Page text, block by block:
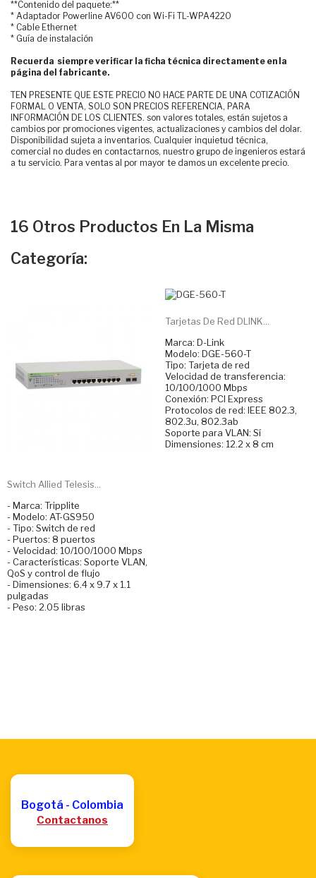
**Contenido del paquete:**
* Adaptador Powerline AV600 con Wi-Fi TL-WPA4220
* Cable Ethernet
* Guía de instalación
Recuerda siempre verificar la ficha técnica directamente en la
página del fabricante.
TEN PRESENTE QUE ESTE PRECIO NO HACE PARTE DE UNA COTIZACIÓN
FORMAL O VENTA, SOLO SON PRECIOS REFERENCIA, PARA
INFORMACIÓN DE LOS CLIENTES. son valores totales, están sujetos a
cambios por promociones vigentes, actualizaciones y cambios del dolar.
Disponibilidad sujeta a inventarios. Cualquier inquietud técnica,
comercial no dudes en contactarnos, nuestro grupo de ingenieros estará
a tu servicio. Para ventas al por mayor te damos un excelente precio.
16 Otros Productos En La Misma
Categoría:
Switch Allied Telesis...
- Marca: Tripplite
- Modelo: AT-GS950
- Tipo: Switch de red
- Puertos: 8 puertos
- Velocidad: 10/100/1000 Mbps
- Características: Soporte VLAN,
QoS y control de flujo
- Dimensiones: 6.4 x 9.7 x 1.1
pulgadas
- Peso: 2.05 libras
Tarjetas De Red DLINK...
Marca: D-Link
Modelo: DGE-560-T
Tipo: Tarjeta de red
Velocidad de transferencia:
10/100/1000 Mbps
Conexión: PCI Express
Protocolos de red: IEEE 802.3,
802.3u, 802.3ab
Soporte para VLAN: Sí
Dimensiones: 12.2 x 8 cm
Bogotá - Colombia
Contactanos